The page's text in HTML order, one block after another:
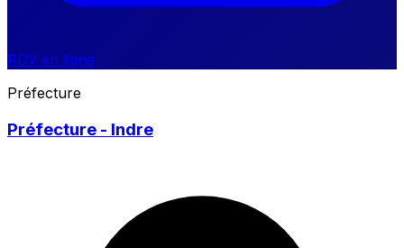
RDV en ligne
Préfecture
Préfecture - Indre